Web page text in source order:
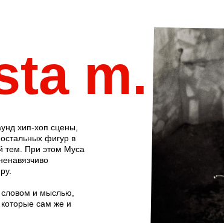
m.
хип-хоп сцены,
фигур в
тем. При этом Муса
и мыслью,
сам же и